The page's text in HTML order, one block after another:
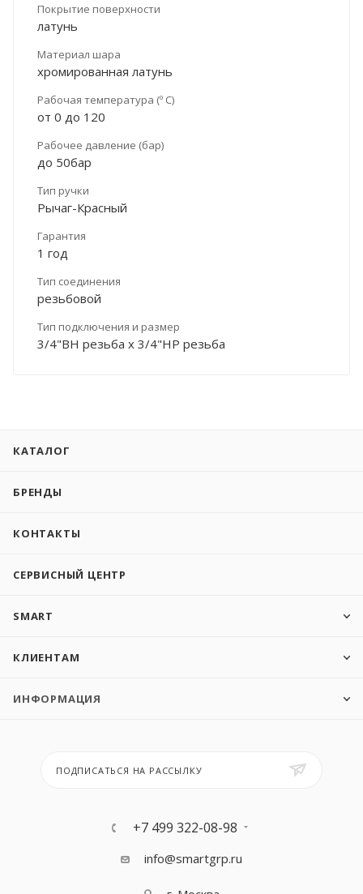
Покрытие поверхности
латунь
Материал шара
хромированная латунь
Рабочая температура (º С)
от 0 до 120
Рабочее давление (бар)
до 50бар
Тип ручки
Рычаг-Красный
Гарантия
1 год
Тип соединения
резьбовой
Тип подключения и размер
3/4"ВН резьба х 3/4"НР резьба
КАТАЛОГ
БРЕНДЫ
КОНТАКТЫ
СЕРВИСНЫЙ ЦЕНТР
SMART
КЛИЕНТАМ
ИНФОРМАЦИЯ
ПОДПИСАТЬСЯ НА РАССЫЛКУ
+7 499 322-08-98
info@smartgrp.ru